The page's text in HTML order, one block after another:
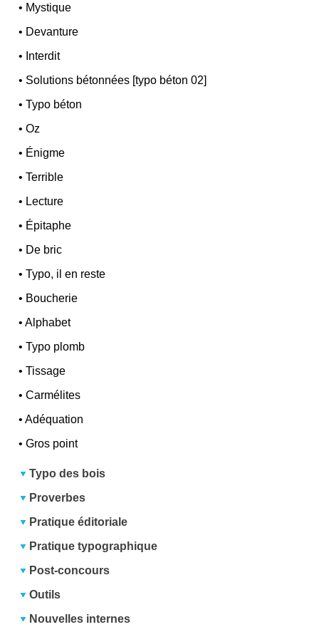
• Mystique
• Devanture
• Interdit
• Solutions bétonnées [typo béton 02]
•Typo béton
•Oz
• Énigme
•Terrible
• Lecture
• Épitaphe
• De bric
•Typo, il en reste
• Boucherie
•Alphabet
•Typo plomb
•Tissage
•Carmélites
•Adéquation
•Gros point
Typo des bois
Proverbes
Pratique éditoriale
Pratique typographique
Post-concours
Outils
Nouvelles internes